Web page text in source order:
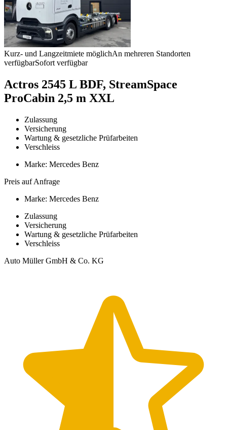
Kurz- und Langzeitmiete möglichAn mehreren Standorten
verfügbarSofort verfügbar
Actros 2545 L BDF, StreamSpace
ProCabin 2,5 m XXL
Zulassung
Versicherung
Wartung & gesetzliche Prüfarbeiten
Verschleiss
Marke: Mercedes Benz
Preis auf Anfrage
Marke: Mercedes Benz
Zulassung
Versicherung
Wartung & gesetzliche Prüfarbeiten
Verschleiss
Auto Müller GmbH & Co. KG